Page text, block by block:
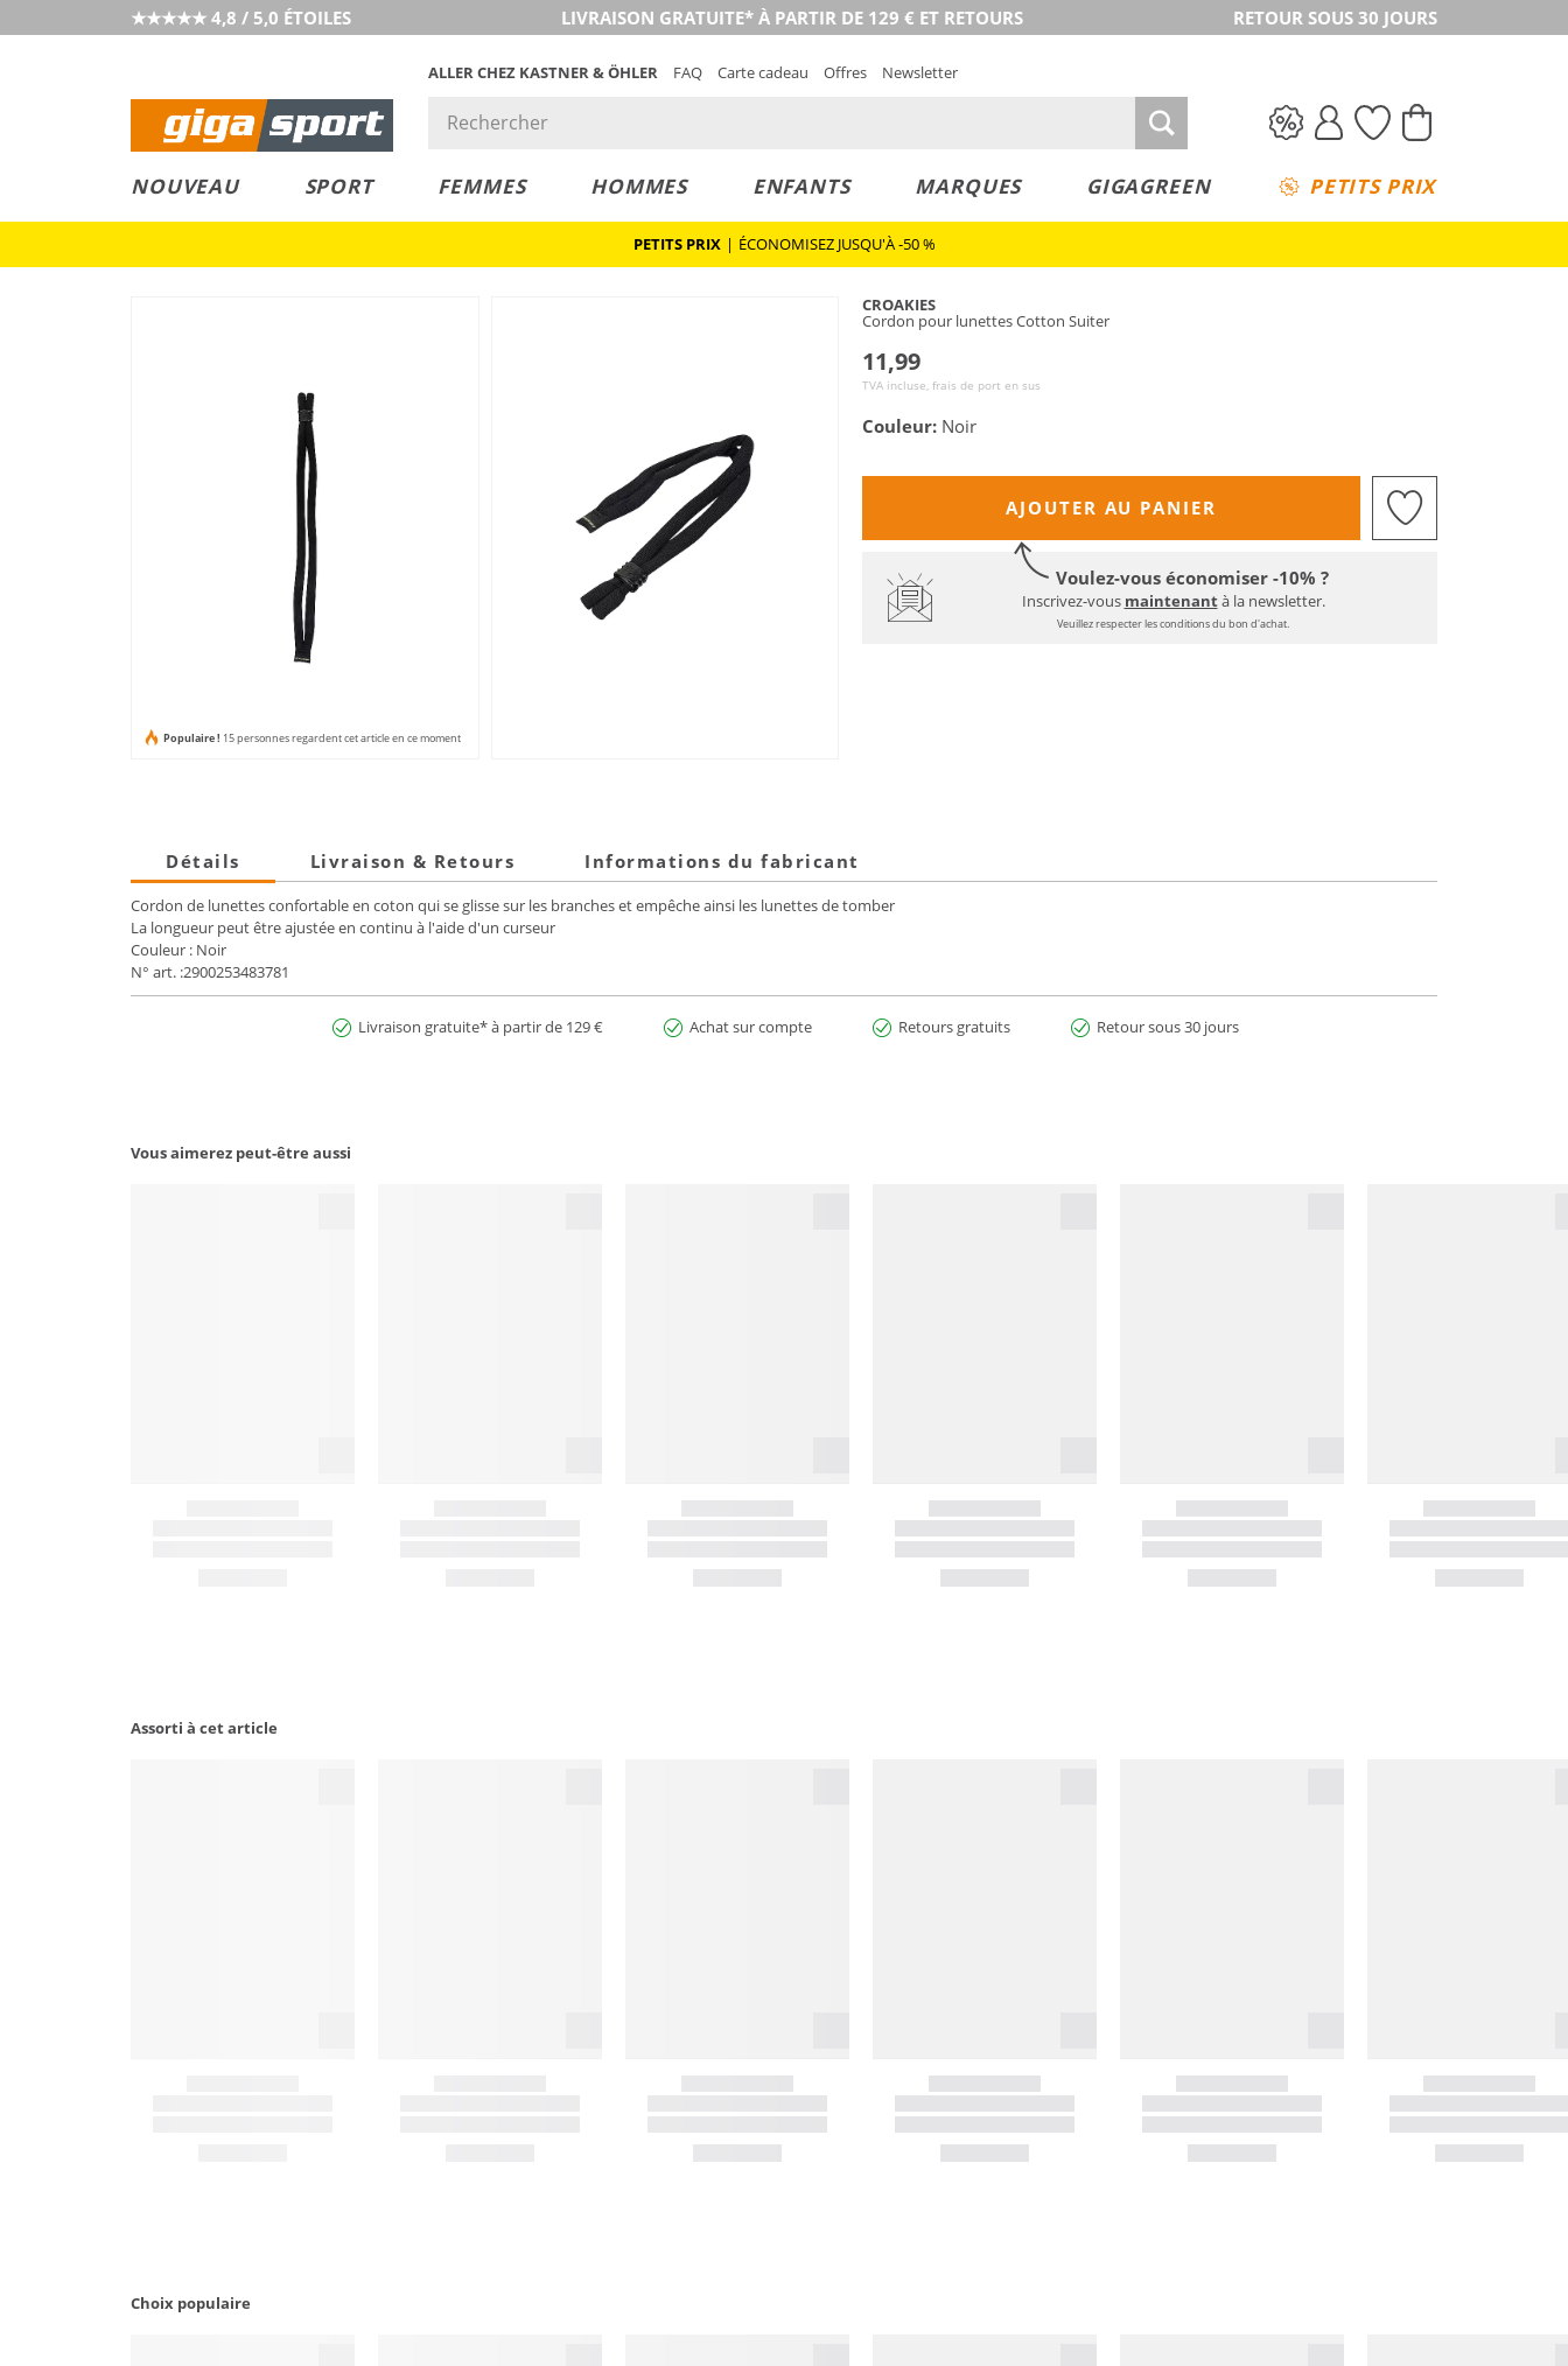
★★★★★ 4,8 / 5,0 ÉTOILES LIVRAISON GRATUITE* À PARTIR DE 129 € ET RETOURS RETOUR SOUS 30 JOURS
ALLER CHEZ KASTNER & ÖHLER FAQ Carte cadeau Offres Newsletter
NOUVEAU SPORT FEMMES HOMMES ENFANTS MARQUES GIGAGREEN PETITS PRIX
PETITS PRIX | ÉCONOMISEZ JUSQU'À -50 %
Populaire ! 15 personnes regardent cet article en ce moment
CROAKIES
Cordon pour lunettes Cotton Suiter
11,99
TVA incluse, frais de port en sus
Couleur: Noir
AJOUTER AU PANIER
Voulez-vous économiser -10% ?
Inscrivez-vous maintenantà la newsletter.
Veuillez respecter les conditions du bon d'achat.
Détails Livraison & Retours Informations du fabricant
Cordon de lunettes confortable en coton qui se glisse sur les branches et empêche ainsi les lunettes de tomber
La longueur peut être ajustée en continu à l'aide d'un curseur
Couleur : Noir
N° art. :2900253483781
Livraison gratuite* à partir de 129 € Achat sur compte Retours gratuits Retour sous 30 jours
Vous aimerez peut-être aussi
Assorti à cet article
Choix populaire